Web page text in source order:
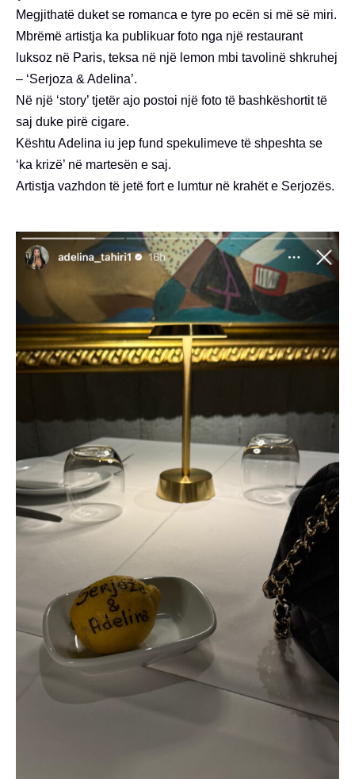
Megjithatë duket se romanca e tyre po ecën si më së miri.
Mbrëmë artistja ka publikuar foto nga një restaurant
luksoz në Paris, teksa në një lemon mbi tavolinë shkruhej
– ‘Serjoza & Adelina’.
Në një ‘story’ tjetër ajo postoi një foto të bashkëshortit të
saj duke pirë cigare.
Kështu Adelina iu jep fund spekulimeve të shpeshta se
‘ka krizë’ në martesën e saj.
Artistja vazhdon të jetë fort e lumtur në krahët e Serjozës.